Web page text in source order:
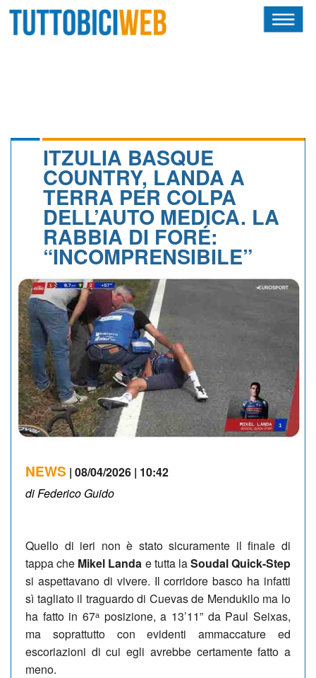
CALENDARIO
ALBI D'ORO
NEWSLETTER
ITZULIA BASQUE
COUNTRY, LANDA A
TERRA PER COLPA
DELL’AUTO MEDICA. LA
RABBIA DI FORÉ:
“INCOMPRENSIBILE”
NEWS | 08/04/2026 | 10:42
di Federico Guido
Quello di ieri non è stato sicuramente il finale di
tappa che Mikel Landa e tutta laSoudal Quick-Step
si aspettavano di vivere. Il corridore basco ha infatti
sì tagliato il traguardo di Cuevas de Mendukilo ma lo
ha fatto in 67ᵃ posizione, a 13’11” da Paul Seixas,
ma soprattutto con evidenti ammaccature ed
escoriazioni di cui egli avrebbe certamente fatto a
meno.